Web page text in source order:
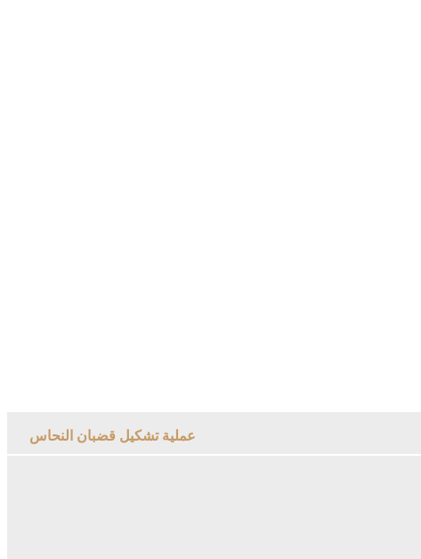
عملية تشكيل قضبان النحاس